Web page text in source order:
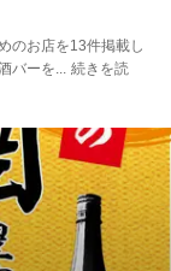
のお店を13件掲載し
バーを
続きを読